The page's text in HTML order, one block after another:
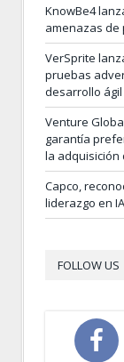
KnowBe4
amenazas de
VerSprite
pruebas
desarrollo
Venture
garantía
la adquisición
Capco,
liderazgo en
FOLLOW US